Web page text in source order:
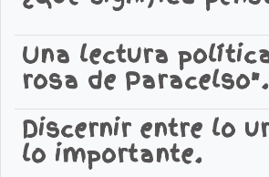
Una lectura
rosa de Paracelso".
Discernir entre lo
lo importante.